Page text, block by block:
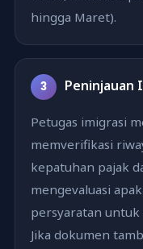
hingga Maret).
3 Peninjauan
Petugas imigrasi
memverifikasi
kepatuhan pajak
mengevaluasi
persyaratan untuk
Jika dokumen